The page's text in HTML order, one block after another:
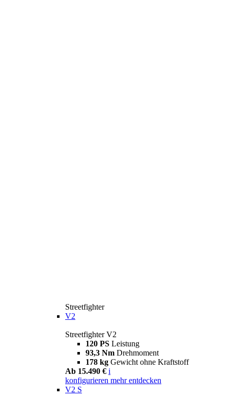
Streetfighter
V2
Streetfighter V2
120 PS Leistung
93,3 Nm Drehmoment
178 kg Gewicht ohne Kraftstoff
Ab 15.490 € i
konfigurieren mehr entdecken
V2 S